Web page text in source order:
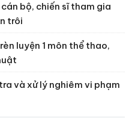
bộ, chiến sĩ tham gia
trôi
luyện 1 môn thể thao,
và xử lý nghiêm vi phạm